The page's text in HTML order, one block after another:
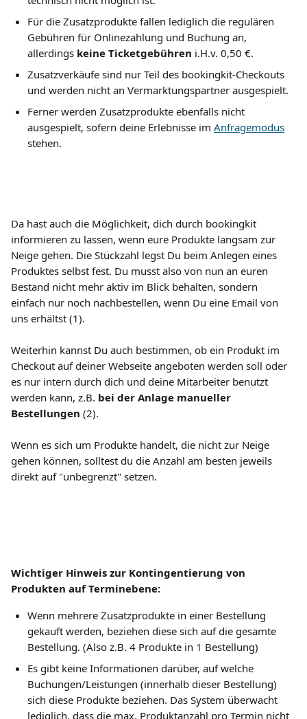
Für die Zusatzprodukte fallen lediglich die regulären
Gebühren für Onlinezahlung und Buchung an,
allerdings keine Ticketgebühren i.H.v. 0,50 €.
Zusatzverkäufe sind nur Teil des bookingkit-Checkouts
und werden nicht an Vermarktungspartner ausgespielt.
Ferner werden Zusatzprodukte ebenfalls nicht
ausgespielt, sofern deine Erlebnisse im Anfragemodus
stehen.
Da hast auch die Möglichkeit, dich durch bookingkit
informieren zu lassen, wenn eure Produkte langsam zur
Neige gehen. Die Stückzahl legst Du beim Anlegen eines
Produktes selbst fest. Du musst also von nun an euren
Bestand nicht mehr aktiv im Blick behalten, sondern
einfach nur noch nachbestellen, wenn Du eine Email von
uns erhältst (1).
Weiterhin kannst Du auch bestimmen, ob ein Produkt im
Checkout auf deiner Webseite angeboten werden soll oder
es nur intern durch dich und deine Mitarbeiter benutzt
werden kann, z.B. bei der Anlage manueller
Bestellungen (2).
Wenn es sich um Produkte handelt, die nicht zur Neige
gehen können, solltest du die Anzahl am besten jeweils
direkt auf "unbegrenzt" setzen.
Wichtiger Hinweis zur Kontingentierung von
Produkten auf Terminebene:
Wenn mehrere Zusatzprodukte in einer Bestellung
gekauft werden, beziehen diese sich auf die gesamte
Bestellung. (Also z.B. 4 Produkte in 1 Bestellung)
Es gibt keine Informationen darüber, auf welche
Buchungen/Leistungen (innerhalb dieser Bestellung)
sich diese Produkte beziehen. Das System überwacht
lediglich, dass die max. Produktanzahl pro Termin nicht